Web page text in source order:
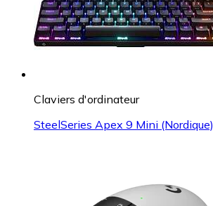
Claviers d'ordinateur
SteelSeries Apex 9 Mini (Nordique)